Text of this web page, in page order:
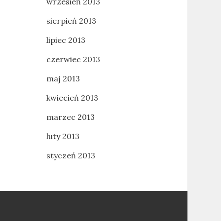
sierpień 2013
lipiec 2013
czerwiec 2013
maj 2013
kwiecień 2013
marzec 2013
luty 2013
styczeń 2013